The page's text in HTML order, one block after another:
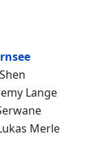
Lange
Merle